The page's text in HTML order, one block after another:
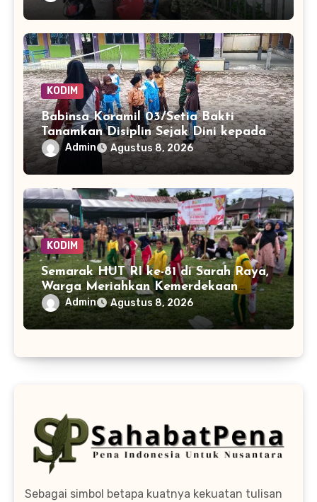
KODIM
Babinsa Koramil 03/Setia Bakti
Tanamkan Disiplin Sejak Dini kepada
Siswa SDN 8 Aceh Jaya
Admin Agustus 8, 2026
KODIM
Semarak HUT RI ke-81 di Sarah Raya,
Warga Meriahkan Kemerdekaan
dengan Lomba Balap Karung
Admin Agustus 8, 2026
Sebagai simbol betapa kuatnya kekuatan tulisan